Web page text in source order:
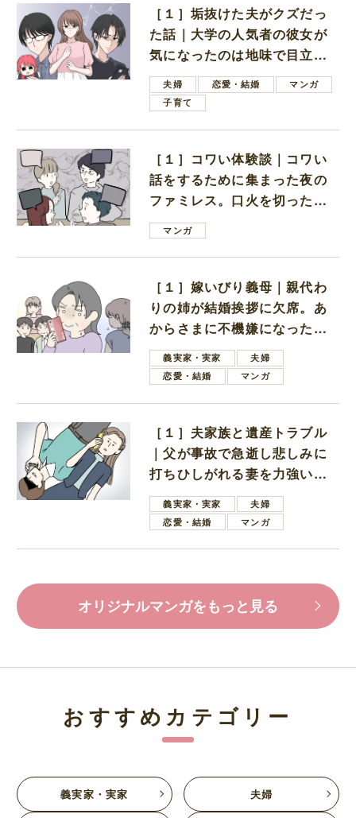
［１］垢抜けた夫がクズだっ
た話｜大学の人気者の彼女が
気になったのは地味で目立た
ない男子学生
夫婦 恋愛・結婚
マンガ
子育て
［１］コワい体験談｜コワい
話をするために集まった夜の
ファミレス。口火を切ったの
は電車好きの男の子ママ
マンガ
［１］嫁いびり義母｜親代わ
りの姉が結婚挨拶に欠席。あ
からさまに不機嫌になった義
母義実家・実家
夫婦
恋愛・結婚
マンガ
［１］夫家族と遺産トラブル
｜父が事故で急逝し悲しみに
打ちひしがれる妻を力強い言
葉で励ます夫
義実家・実家
夫婦
恋愛・結婚
マンガ
オリジナルマンガをもっと見る
おすすめカテゴリー
義実家・実家 夫婦